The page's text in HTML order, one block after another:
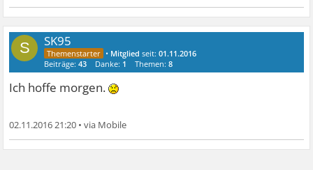
S SK95
• Mitglied seit:01.11.2016
Beiträge:43 Danke: 1 Themen:8
Ich hoffe morgen.
02.11.2016 21:20 •